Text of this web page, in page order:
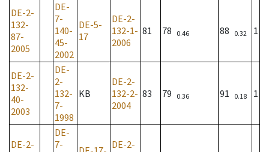
DE-2-
132-
87-
2005
DE-
7-
140-
45-
2002
DE-5-
17
DE-2-
132-1-
2006
81 78 0.46 88 0.32 1
DE-2-
132-
40-
2003
DE-
2-
132-
7-
1998
KB
DE-2-
132-2-
2004
83 79 0.36 91 0.18 1
DE-2-
DE-
7-
DE-2-